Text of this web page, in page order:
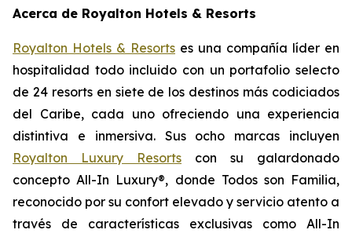
Acerca de Royalton Hotels & Resorts
Royalton Hotels & Resorts es una compañía líder en
hospitalidad todo incluido con un portafolio selecto
de 24 resorts en siete de los destinos más codiciados
del Caribe, cada uno ofreciendo una experiencia
distintiva e inmersiva. Sus ocho marcas incluyen
Royalton Luxury Resorts con su galardonado
concepto All-In Luxury®, donde Todos son Familia,
reconocido por su confort elevado y servicio atento a
través de características exclusivas como All-In